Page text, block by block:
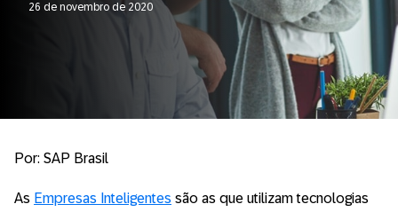
26 de novembro de 2020
Por: SAP Brasil
As Empresas Inteligentes são as que utilizam tecnologias